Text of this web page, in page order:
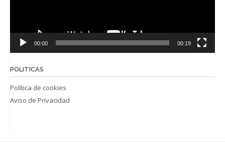
00:00 00:19
POLITICAS
Política de cookies
Aviso de Privacidad